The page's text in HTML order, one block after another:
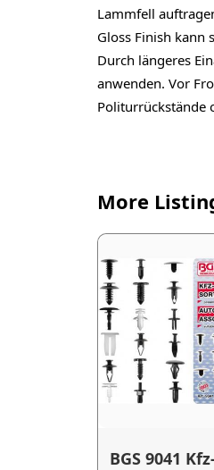
Lammfell
Gloss Finish kann
Durch längeres
anwenden. Vor
Politurrückstände
More
BGS 9041